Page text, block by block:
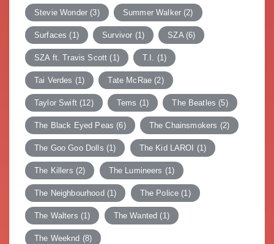
Stevie Wonder (3) Summer Walker (2)
Surfaces (1) Survivor (1) SZA(6)
SZA ft. Travis Scott (1) T.I. (1)
Tai Verdes (1) Tate McRae (2)
Taylor Swift(12) Tems (1) The Beatles (5)
The Black Eyed Peas (6) The Chainsmokers (2)
The Goo Goo Dolls (1) The Kid LAROI (1)
The Killers (2) The Lumineers (1)
The Neighbourhood (1) The Police (1)
The Walters (1) The Wanted (1)
The Weeknd (8)